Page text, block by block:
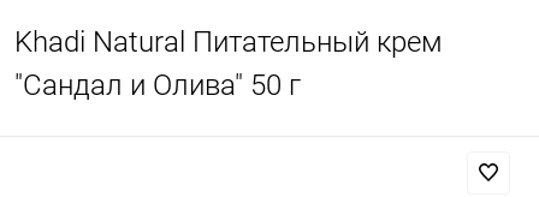
Khadi Natural Питательный крем
"Сандал и Олива" 50 г